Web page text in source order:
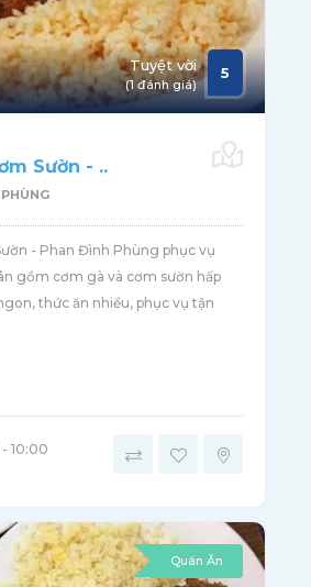
Tuyệt vời
(1 đánh giá)
5
Sườn - ..
- Phan Đình Phùng phục vụ
gồm cơm gà và cơm sườn hấp
thức ăn nhiều, phục vụ tận
10:00
Quán Ăn